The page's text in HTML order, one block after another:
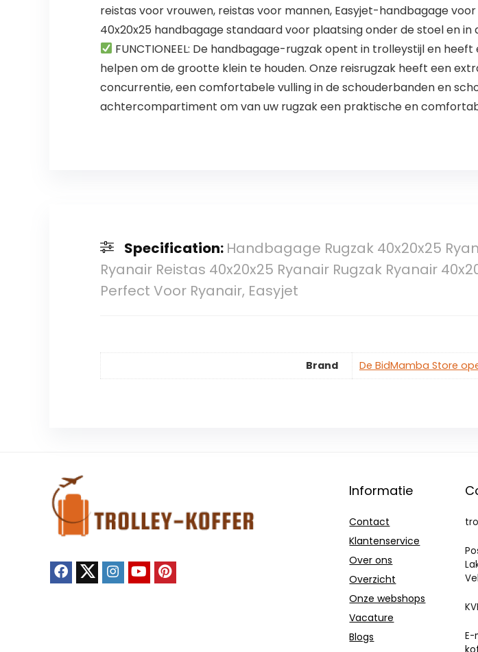
reistas voor vrouwen, reistas voor mannen, Easyjet-handbagage
40x20x25 handbagage standaard voor plaatsing onder de stoel en in
FUNCTIONEEL: De handbagage-rugzak opent in trolleystijl en
helpen om de grootte klein te houden. Onze reisrugzak heeft een
concurrentie, een comfortabele vulling in de schouderbanden en
achtercompartiment om van uw rugzak een praktische en
Specification: Handbagage Rugzak 40x20x25
Ryanair Reistas 40x20x25 Ryanair Rugzak Ryanair
Perfect Voor Ryanair, Easyjet
Brand De BidMamba Store
Informatie
Contact
Klantenservice
Over ons
Overzicht
Onze webshops
Vacature
Blogs